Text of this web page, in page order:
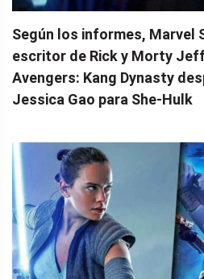
Según los informes, Marvel
escritor de Rick y Morty
Avengers: Kang Dynasty
Jessica Gao para She-Hulk